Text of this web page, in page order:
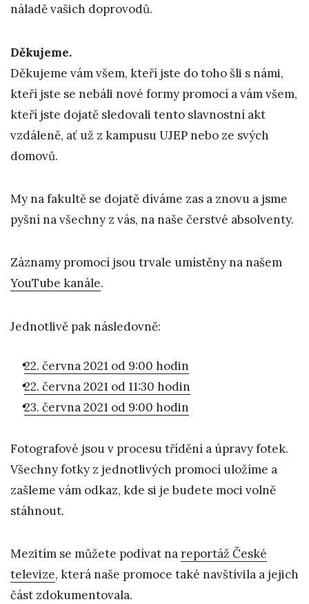
náladě vašich doprovodů.
Děkujeme.
Děkujeme vám všem, kteří jste do toho šli s námi,
kteří jste se nebáli nové formy promocí a vám všem,
kteří jste dojatě sledovali tento slavnostní akt
vzdáleně, ať už z kampusu UJEP nebo ze svých
domovů.
My na fakultě se dojatě díváme zas a znovu a jsme
pyšní na všechny z vás, na naše čerstvé absolventy.
Záznamy promocí jsou trvale umístěny na našem
YouTube kanále.
Jednotlivě pak následovně:
22. června 2021 od 9:00 hodin
22. června 2021 od 11:30 hodin
23. června 2021 od 9:00 hodin
Fotografové jsou v procesu třídění a úpravy fotek.
Všechny fotky z jednotlivých promocí uložíme a
zašleme vám odkaz, kde si je budete moci volně
stáhnout.
Mezitím se můžete podívat nareportáž České
televize, která naše promoce také navštívila a jejich
část zdokumentovala.